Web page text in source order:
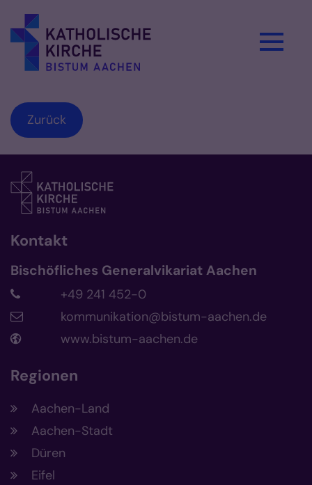
Zurück
Kontakt
Bischöfliches Generalvikariat Aachen
+49 241 452-0
kommunikation@bistum-aachen.de
www.bistum-aachen.de
Regionen
Aachen-Land
Aachen-Stadt
Düren
Eifel